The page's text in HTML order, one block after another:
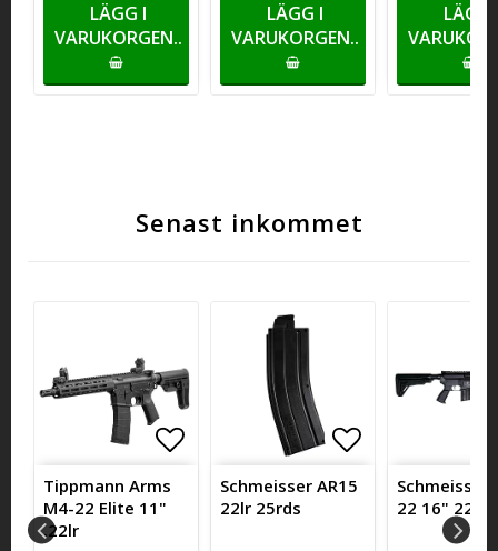
LÄGG I
VARUKORGEN..
LÄGG I
VARUKORGEN..
LÄGG
Senast inkommet
till i favoritlistan
Lägg till i favoritlistan
Tippmann Arms
M4-22 Elite 11"
.22lr
Lägg till i
Lägg till i
Schmeisser AR15
22lr 25rds
Schmeisser
22 16" 22lr